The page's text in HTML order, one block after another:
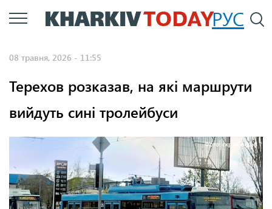
Перейти
до
РУС
08 травня, 2026 - 11:55
Терехов розказав, на які маршрути
вийдуть сині тролейбуси
Фото: скрин відео